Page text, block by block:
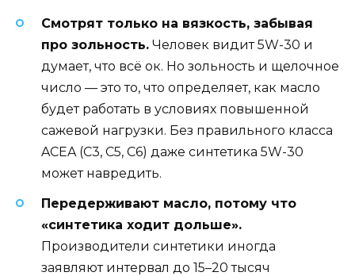
Смотрят только на вязкость, забывая
про зольность. Человек видит 5W-30 и
думает, что всё ок. Но зольность и щелочное
число — это то, что определяет, как масло
будет работать в условиях повышенной
сажевой нагрузки. Без правильного класса
ACEA (C3, C5, C6) даже синтетика 5W-30
может навредить.
Передерживают масло, потому что
«синтетика ходит дольше».
Производители синтетики иногда
заявляют интервал до 15–20 тысяч